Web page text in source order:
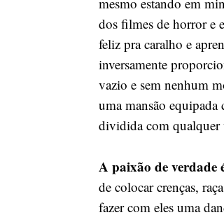
dos filmes de horror e
feliz pra caralho e
inversamente
vazio e sem nenhum
uma mansão
dividida com qualquer
A paixão de verdade
de colocar crenças,
fazer com eles uma